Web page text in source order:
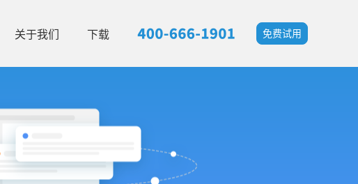
关于我们 下载 免费试用